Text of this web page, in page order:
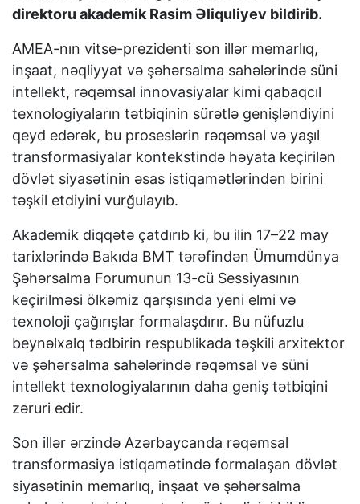
direktoru akademik Rasim Əliquliyev bildirib.
AMEA-nın vitse-prezidenti son illər memarlıq,
inşaat, nəqliyyat və şəhərsalma sahələrində süni
intellekt, rəqəmsal innovasiyalar kimi qabaqcıl
texnologiyaların tətbiqinin sürətlə genişləndiyini
qeyd edərək, bu proseslərin rəqəmsal və yaşıl
transformasiyalar kontekstində həyata keçirilən
dövlət siyasətinin əsas istiqamətlərindən birini
təşkil etdiyini vurğulayıb.
Akademik diqqətə çatdırıb ki, bu ilin 17–22 may
tarixlərində Bakıda BMT tərəfindən Ümumdünya
Şəhərsalma Forumunun 13-cü Sessiyasının
keçirilməsi ölkəmiz qarşısında yeni elmi və
texnoloji çağırışlar formalaşdırır. Bu nüfuzlu
beynəlxalq tədbirin respublikada təşkili arxitektor
və şəhərsalma sahələrində rəqəmsal və süni
intellekt texnologiyalarının daha geniş tətbiqini
zəruri edir.
Son illər ərzində Azərbaycanda rəqəmsal
transformasiya istiqamətində formalaşan dövlət
siyasətinin memarlıq, inşaat və şəhərsalma